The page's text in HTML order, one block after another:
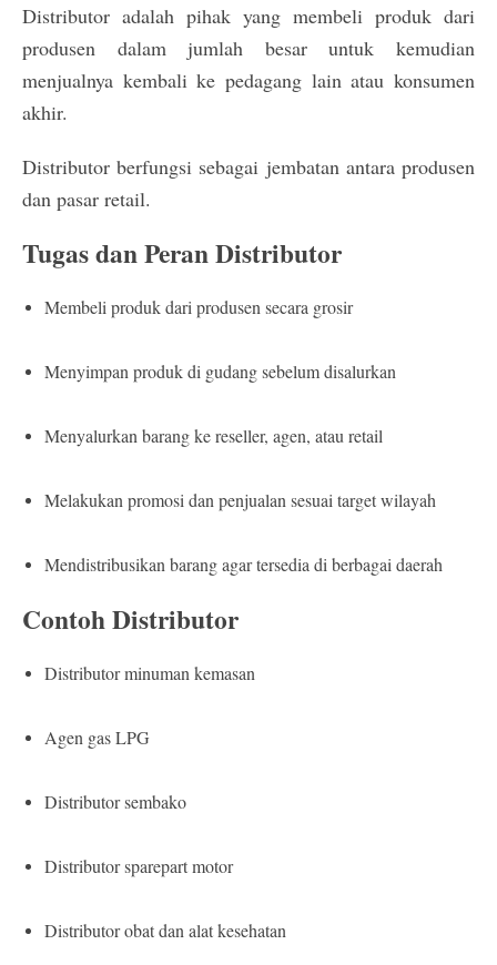
Distributor adalah pihak yang membeli produk dari
produsen dalam jumlah besar untuk kemudian
menjualnya kembali ke pedagang lain atau konsumen
akhir.
Distributor berfungsi sebagai jembatan antara produsen
dan pasar retail.
Tugas dan Peran Distributor
Membeli produk dari produsen secara grosir
Menyimpan produk di gudang sebelum disalurkan
Menyalurkan barang ke reseller, agen, atau retail
Melakukan promosi dan penjualan sesuai target wilayah
Mendistribusikan barang agar tersedia di berbagai daerah
Contoh Distributor
Distributor minuman kemasan
Agen gas LPG
Distributor sembako
Distributor sparepart motor
Distributor obat dan alat kesehatan